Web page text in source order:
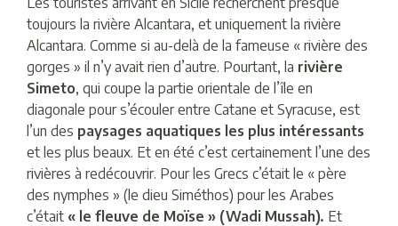
toujours la rivière Alcantara, et uniquement la rivière
Alcantara. Comme si au-delà de la fameuse « rivière des
gorges » il n’y avait rien d’autre. Pourtant, la rivière
Simeto, qui coupe la partie orientale de l’île en
diagonale pour s’écouler entre Catane et Syracuse, est
l’un des paysages aquatiques les plus intéressants
et les plus beaux. Et en été c’est certainement l’une des
rivières à redécouvrir. Pour les Grecs c’était le « père
des nymphes » (le dieu Siméthos) pour les Arabes
c’était « le fleuve de Moïse » (Wadi Mussah). Et